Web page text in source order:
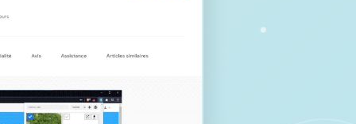
Ver nuestros servicios